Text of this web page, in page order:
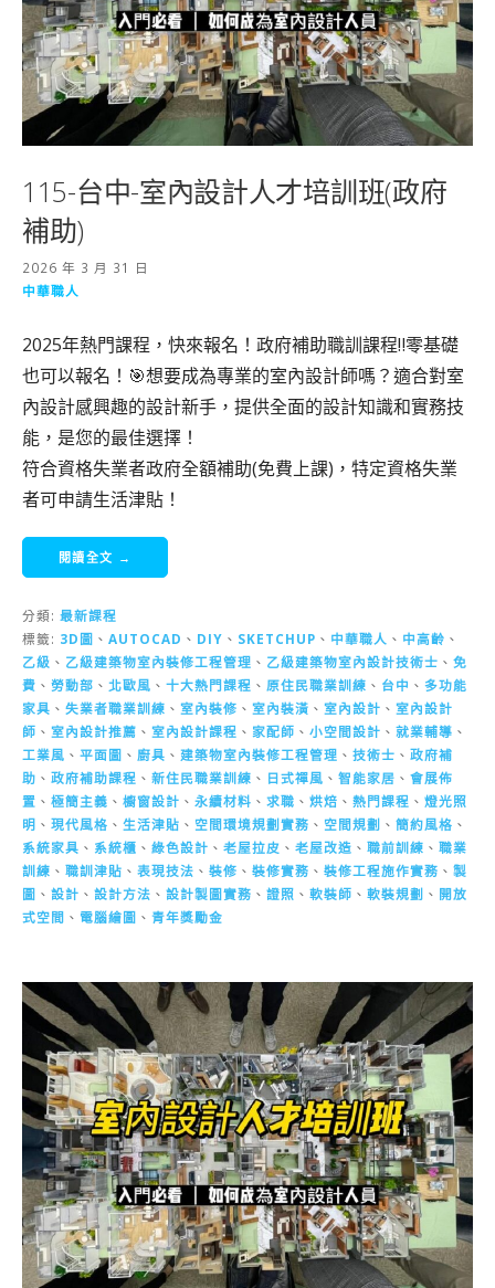
115-台中-室內設計人才培訓班(政府
補助)
2026 年 3 月 31 日
中華職人
2025年熱門課程，快來報名！政府補助職訓課程‼️零基礎
也可以報名！🎯想要成為專業的室內設計師嗎？適合對室
內設計感興趣的設計新手，提供全面的設計知識和實務技
能，是您的最佳選擇！
符合資格失業者政府全額補助(免費上課)，特定資格失業
者可申請生活津貼！
閱讀全文 →
分類: 最新課程
標籤: 3D圖 、 AUTOCAD 、 DIY 、 SKETCHUP 、 中華職人 、 中高齡 、
乙級 、 乙級建築物室內裝修工程管理 、 乙級建築物室內設計技術士 、 免
費 、 勞動部 、 北歐風 、 十大熱門課程 、 原住民職業訓練 、 台中 、 多功能
家具 、 失業者職業訓練 、 室內裝修 、 室內裝潢 、 室內設計 、 室內設計
師 、 室內設計推薦 、 室內設計課程 、 家配師 、 小空間設計 、 就業輔導 、
工業風 、 平面圖 、 廚具 、 建築物室內裝修工程管理 、 技術士 、 政府補
助 、 政府補助課程 、 新住民職業訓練 、 日式禪風 、 智能家居 、 會展佈
置 、 極簡主義 、 櫥窗設計 、 永續材料 、 求職 、 烘焙 、 熱門課程 、 燈光照
明 、 現代風格 、 生活津貼 、 空間環境規劃實務 、 空間規劃 、 簡約風格 、
系統家具 、 系統櫃 、 綠色設計 、 老屋拉皮 、 老屋改造 、 職前訓練 、 職業
訓練 、 職訓津貼 、 表現技法 、 裝修 、 裝修實務 、 裝修工程施作實務 、 製
圖 、 設計 、 設計方法 、 設計製圖實務 、 證照 、 軟裝師 、 軟裝規劃 、 開放
式空間 、 電腦繪圖 、 青年獎勵金